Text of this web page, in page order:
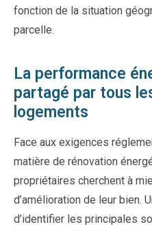
fonction de la situation
parcelle.
La performance
partagé par tous
logements
Face aux exigences
matière de rénovation
propriétaires cherchent à
d’amélioration de leur bien.
d’identifier les principales